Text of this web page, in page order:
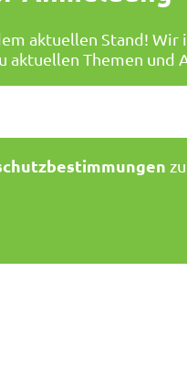
aktuellen Stand! Wir
aktuellen Themen und